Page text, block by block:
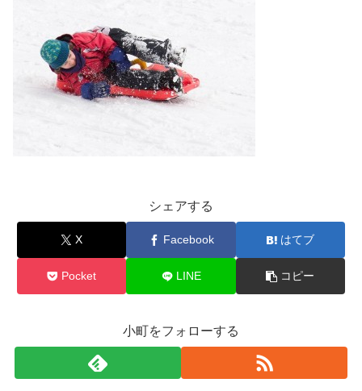
シェアする
X Facebook はてブ
Pocket LINE コピー
小町をフォローする